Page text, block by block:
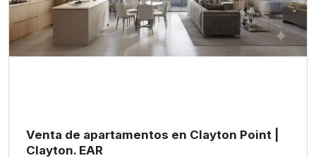
Venta de apartamentos en Clayton Point |
Clayton. EAR